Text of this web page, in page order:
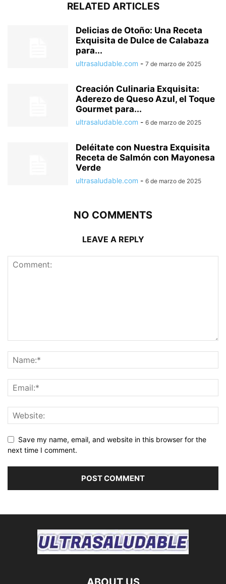
RELATED ARTICLES
Delicias de Otoño: Una Receta
Exquisita de Dulce de Calabaza
para...
ultrasaludable.com - 7 de marzo de 2025
Creación Culinaria Exquisita:
Aderezo de Queso Azul, el Toque
Gourmet para...
ultrasaludable.com - 6 de marzo de 2025
Deléitate con Nuestra Exquisita
Receta de Salmón con Mayonesa
Verde
ultrasaludable.com - 6 de marzo de 2025
NO COMMENTS
LEAVE A REPLY
Save my name, email, and website in this browser for the
next time I comment.